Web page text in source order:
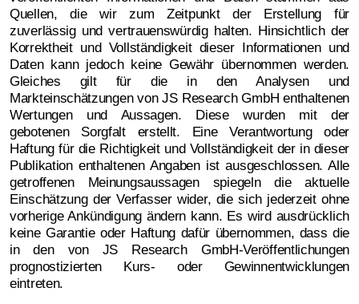
Quellen, die wir zum Zeitpunkt der Erstellung für
zuverlässig und vertrauenswürdig halten. Hinsichtlich der
Korrektheit und Vollständigkeit dieser Informationen und
Daten kann jedoch keine Gewähr übernommen werden.
Gleiches gilt für die in den Analysen und
Markteinschätzungen von JS Research GmbH enthaltenen
Wertungen und Aussagen. Diese wurden mit der
gebotenen Sorgfalt erstellt. Eine Verantwortung oder
Haftung für die Richtigkeit und Vollständigkeit der in dieser
Publikation enthaltenen Angaben ist ausgeschlossen. Alle
getroffenen Meinungsaussagen spiegeln die aktuelle
Einschätzung der Verfasser wider, die sich jederzeit ohne
vorherige Ankündigung ändern kann. Es wird ausdrücklich
keine Garantie oder Haftung dafür übernommen, dass die
in den von JS Research GmbH-Veröffentlichungen
prognostizierten Kurs- oder Gewinnentwicklungen
eintreten.